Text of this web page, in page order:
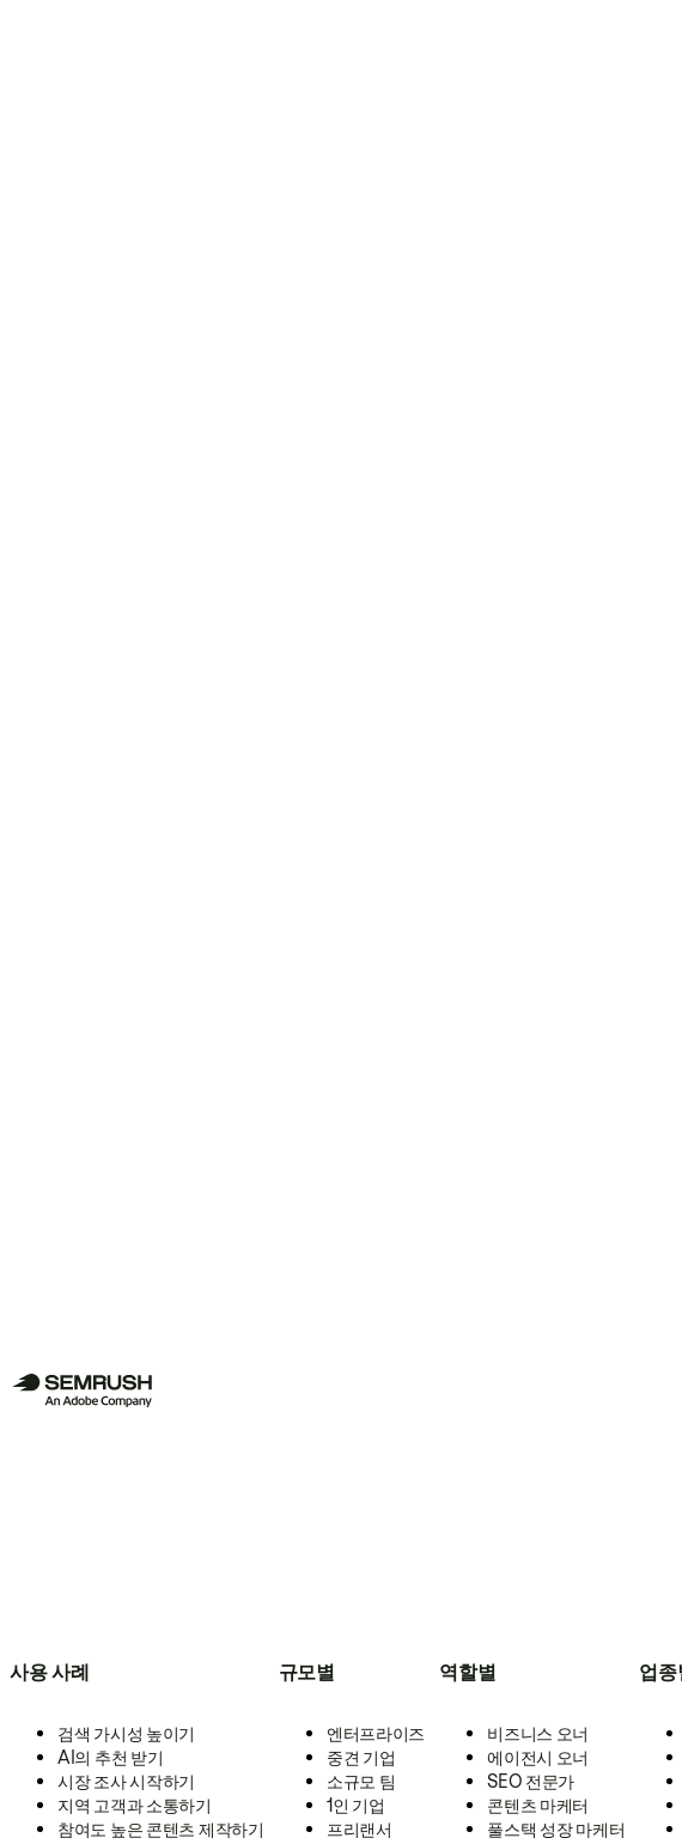
사용 사례
검색 가시성 높이기
AI의 추천 받기
시장 조사 시작하기
지역 고객과 소통하기
참여도 높은 콘텐츠 제작하기
규모별
엔터프라이즈
중견 기업
소규모 팀
1인 기업
프리랜서
역할별
비즈니스 오너
에이전시 오너
SEO 전문가
콘텐츠 마케터
풀스택 성장 마케터
업종